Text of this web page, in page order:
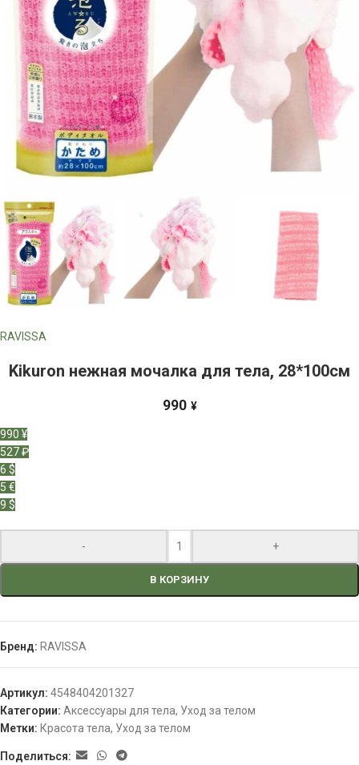
RAVISSA
Kikuron нежная мочалка для тела, 28*100см
990 ¥
990 ¥
527 ₽
6 $
5 €
9 $
- +
В КОРЗИНУ
Бренд: RAVISSA
Артикул: 4548404201327
Категории: Аксессуары для тела, Уход за телом
Метки: Красота тела, Уход за телом
Поделиться: